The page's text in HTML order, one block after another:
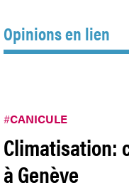
Opinions en lien
#CANICULE
Climatisation:
à Genève